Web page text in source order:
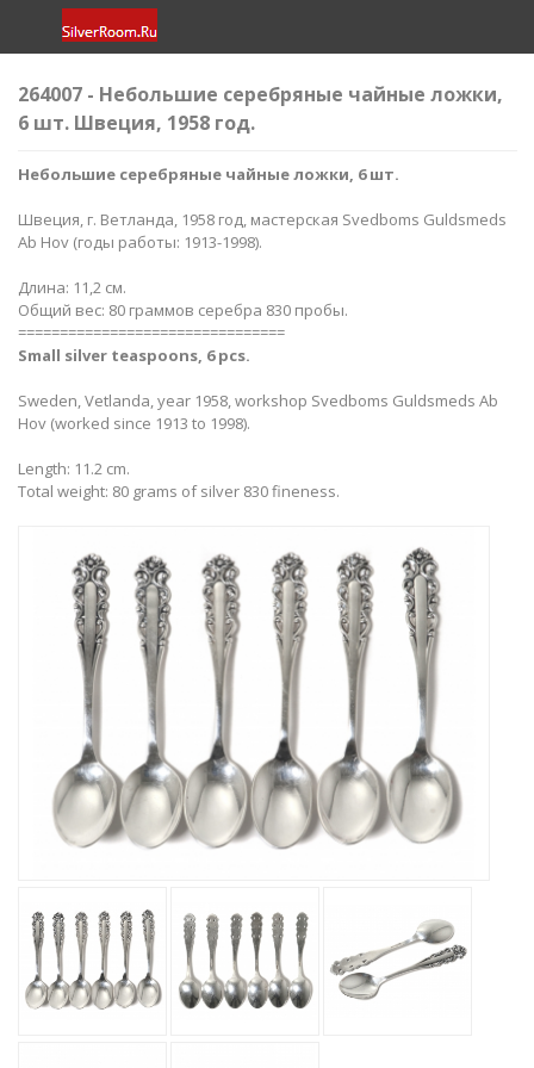
264007 - Небольшие серебряные чайные ложки,
6 шт. Швеция, 1958 год.
Небольшие серебряные чайные ложки, 6 шт.
Швеция, г. Ветланда, 1958 год, мастерская Svedboms Guldsmeds
Ab Hov (годы работы: 1913-1998).
Длина: 11,2 см.
Общий вес: 80 граммов серебра 830 пробы.
================================
Small silver teaspoons, 6 pcs.
Sweden, Vetlanda, year 1958, workshop Svedboms Guldsmeds Ab
Hov (worked since 1913 to 1998).
Length: 11.2 cm.
Total weight: 80 grams of silver 830 fineness.